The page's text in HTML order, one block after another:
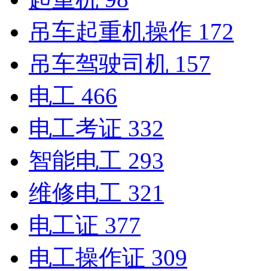
吊车起重机操作 172
吊车驾驶司机 157
电工 466
电工考证 332
智能电工 293
维修电工 321
电工证 377
电工操作证 309